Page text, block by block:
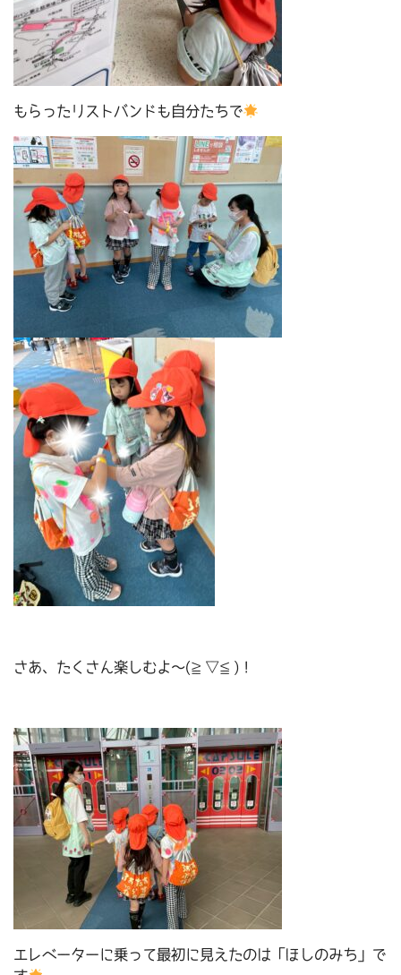
もらったリストバンドも自分たちで
さあ、たくさん楽しむよ～(≧▽≦)！
エレベーターに乗って最初に見えたのは「ほしのみち」で